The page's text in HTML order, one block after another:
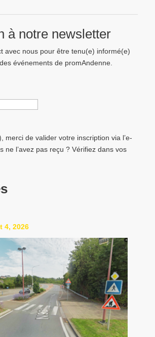
à notre newsletter
avec nous pour être tenu(e) informé(e)
événements de promAndenne.
merci de valider votre inscription via l’e-
ne l’avez pas reçu ? Vérifiez dans vos
4, 2026